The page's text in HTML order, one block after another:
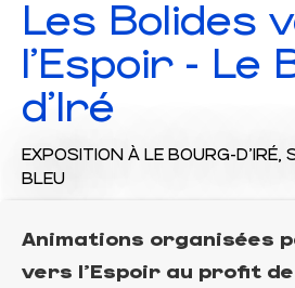
Les Bolides
l'Espoir - Le
d'Iré
EXPOSITION À LE BOURG-D'IRÉ,
BLEU
Animations organisées
vers l'Espoir au profit